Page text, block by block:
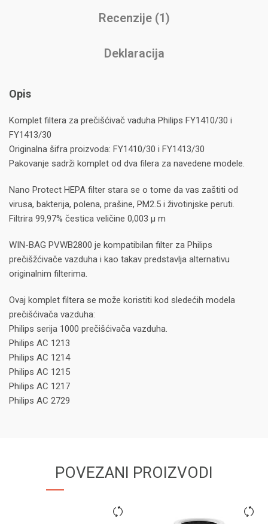
Recenzije (1)
Deklaracija
Opis
Komplet filtera za prečišćivač vaduha Philips FY1410/30 i
FY1413/30
Originalna šifra proizvoda: FY1410/30 i FY1413/30
Pakovanje sadrži komplet od dva filera za navedene modele.
Nano Protect HEPA filter stara se o tome da vas zaštiti od
virusa, bakterija, polena, prašine, PM2.5 i životinjske peruti.
Filtrira 99,97% čestica veličine 0,003 μ m
WIN-BAG PVWB2800 je kompatibilan filter za Philips
prečišžćivače vazduha i kao takav predstavlja alternativu
originalnim filterima.
Ovaj komplet filtera se može koristiti kod sledećih modela
prečišćivača vazduha:
Philips serija 1000 prečišćivača vazduha.
Philips AC 1213
Philips AC 1214
Philips AC 1215
Philips AC 1217
Philips AC 2729
POVEZANI PROIZVODI